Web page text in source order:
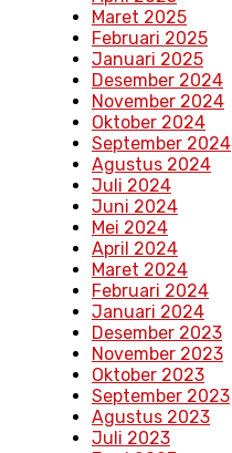
Maret 2025
Februari 2025
Januari 2025
Desember 2024
November 2024
Oktober 2024
September 2024
Agustus 2024
Juli 2024
Juni 2024
Mei 2024
April 2024
Maret 2024
Februari 2024
Januari 2024
Desember 2023
November 2023
Oktober 2023
September 2023
Agustus 2023
Juli 2023